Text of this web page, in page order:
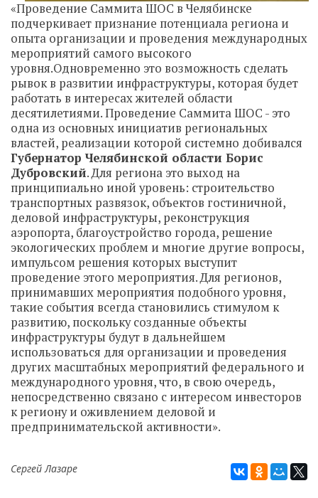
«Проведение Саммита ШОС в Челябинске
подчеркивает признание потенциала региона и
опыта организации и проведения международных
мероприятий самого высокого
уровня.Одновременно это возможность сделать
рывок в развитии инфраструктуры, которая будет
работать в интересах жителей области
десятилетиями. Проведение Саммита ШОС - это
одна из основных инициатив региональных
властей, реализации которой системно добивался
Губернатор Челябинской области Борис
Дубровский. Для региона это выход на
принципиально иной уровень: строительство
транспортных развязок, объектов гостиничной,
деловой инфраструктуры, реконструкция
аэропорта, благоустройство города, решение
экологических проблем и многие другие вопросы,
импульсом решения которых выступит
проведение этого мероприятия. Для регионов,
принимавших мероприятия подобного уровня,
такие события всегда становились стимулом к
развитию, поскольку созданные объекты
инфраструктуры будут в дальнейшем
использоваться для организации и проведения
других масштабных мероприятий федерального и
международного уровня, что, в свою очередь,
непосредственно связано с интересом инвесторов
к региону и оживлением деловой и
предпринимательской активности».
Сергей Лазаре